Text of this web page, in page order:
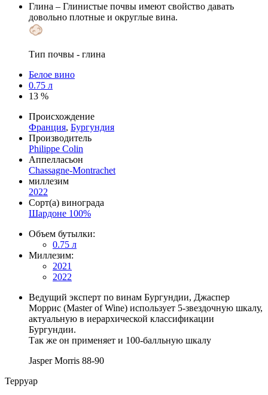
Глина – Глинистые почвы имеют свойство давать
довольно плотные и округлые вина.
Тип почвы - глина
Белое вино
0.75 л
13 %
Происхождение
Франция, Бургундия
Производитель
Philippe Colin
Аппелласьон
Chassagne-Montrachet
миллезим
2022
Сорт(а) винограда
Шардоне 100%
Объем бутылки:
0.75 л
Миллезим:
2021
2022
Ведущий эксперт по винам Бургундии, Джаспер
Моррис (Master of Wine) использует 5-звездочную шкалу,
актуальную в иерархической классификации
Бургундии.
Так же он применяет и 100-балльную шкалу
Jasper Morris 88-90
Терруар